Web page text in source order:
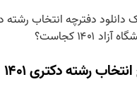
دانلود دفترچه انتخاب رشته
آزاد ۱۴۰۱ کجاست؟
رشته دکتری ۱۴۰۱